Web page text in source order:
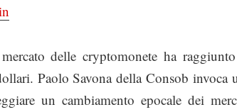
delle cryptomonete ha
Paolo Savona della Consob invoca
un cambiamento epocale dei